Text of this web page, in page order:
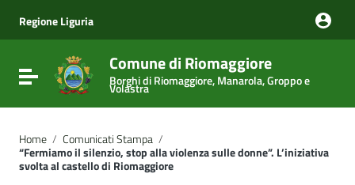
Vai al menu di navigazione
Vai al footer
Regione Liguria
Attiva / disattiva la navigazione
Comune di Riomaggiore
Borghi di Riomaggiore, Manarola, Groppo e
Volastra
Home / Comunicati Stampa /
“Fermiamo il silenzio, stop alla violenza sulle donne”. L’iniziativa
svolta al castello di Riomaggiore